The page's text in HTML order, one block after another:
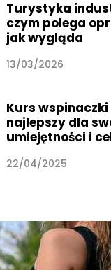
Turystyka
czym polega
jak wygląda
13/03/2026
Kurs
najlepszy dla
umiejętności i
22/04/2025